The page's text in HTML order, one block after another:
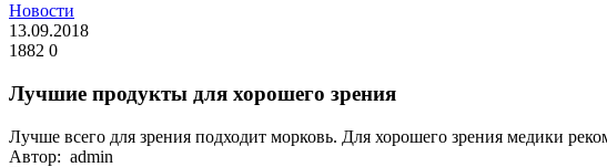
Новости
13.09.2018
1882 0
Лучшие продукты для хорошего зрения
Лучше всего для зрения подходит морковь. Для хорошего зрения медики
Автор: admin